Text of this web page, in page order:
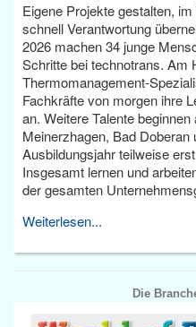
Eigene Projekte gestalten,
schnell Verantwortung
2026 machen 34 junge
Schritte bei technotrans. Am
Thermomanagement-
Fachkräfte von morgen ihre
an. Weitere Talente
Meinerzhagen, Bad
Ausbildungsjahr teilweise
Insgesamt lernen und
der gesamten
Weiterlesen...
Die